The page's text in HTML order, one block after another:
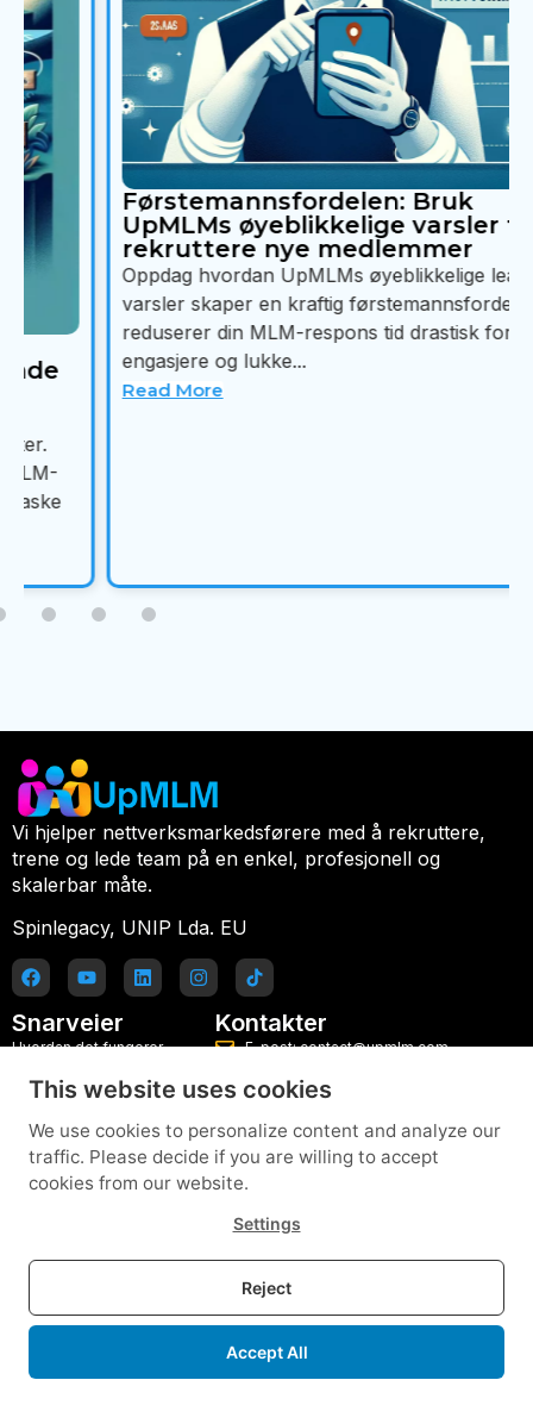
Førstemannsfordelen: Bruk
UpMLMs øyeblikkelige varsler til å
rekruttere nye medlemmer
Oppdag hvordan UpMLMs øyeblikkelige lead-
varsler skaper en kraftig førstemannsfordel, og
reduserer din MLM-respons tid drastisk for å
engasjere og lukke...
Read More
Vi hjelper nettverksmarkedsførere med å rekruttere,
trene og lede team på en enkel, profesjonell og
skalerbar måte.
Spinlegacy, UNIP Lda. EU
Snarveier
Hvordan det fungerer
Planer
Blogg
Kontakt
WordPress-tillegg
Kontakter
E-post: contact@upmlm.com
Mobil: +351 916 077 486
Prøv lederplattformen gratis
This website uses cookies
We use cookies to personalize content and analyze our
traffic. Please decide if you are willing to accept
cookies from our website.
Settings
Reject
Accept All